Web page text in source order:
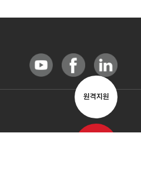
원격지원